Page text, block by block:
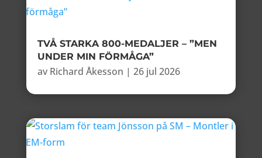
TVÅ STARKA 800-MEDALJER – ”MEN
UNDER MIN FÖRMÅGA”
av Richard Åkesson | 26 jul 2026